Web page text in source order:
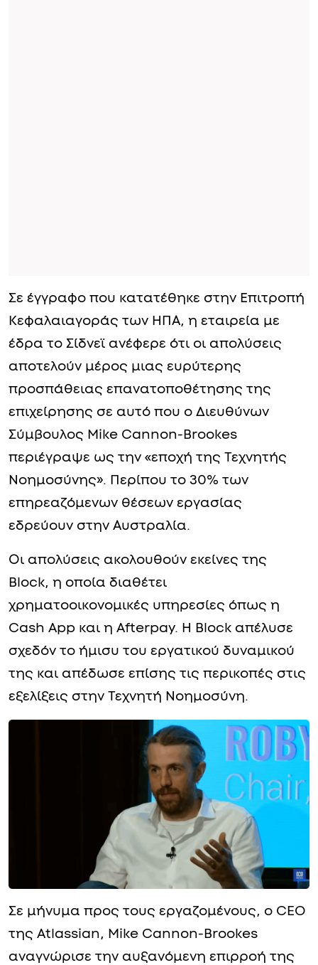
Σε έγγραφο που κατατέθηκε στην Επιτροπή
Κεφαλαιαγοράς των ΗΠΑ, η εταιρεία με
έδρα το Σίδνεϊ ανέφερε ότι οι απολύσεις
αποτελούν μέρος μιας ευρύτερης
προσπάθειας επανατοποθέτησης της
επιχείρησης σε αυτό που ο Διευθύνων
Σύμβουλος Mike Cannon-Brookes
περιέγραψε ως την «εποχή της Τεχνητής
Νοημοσύνης». Περίπου το 30% των
επηρεαζόμενων θέσεων εργασίας
εδρεύουν στην Αυστραλία.
Οι απολύσεις ακολουθούν εκείνες της
Block, η οποία διαθέτει
χρηματοοικονομικές υπηρεσίες όπως η
Cash App και η Afterpay. Η Block απέλυσε
σχεδόν το ήμισυ του εργατικού δυναμικού
της και απέδωσε επίσης τις περικοπές στις
εξελίξεις στην Τεχνητή Νοημοσύνη.
Σε μήνυμα προς τους εργαζομένους, o CEO
της Atlassian, Mike Cannon-Brookes
αναγνώρισε την αυξανόμενη επιρροή της